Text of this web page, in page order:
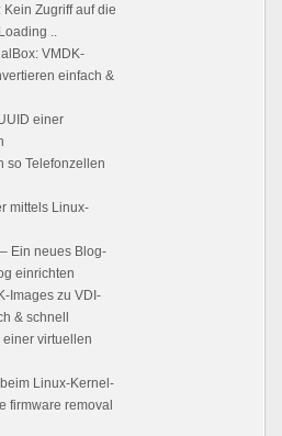
Kein Zugriff auf die
..
VMDK-
einfach &
einer
so Telefonzellen
mittels Linux-
Ein neues Blog-
einrichten
Images zu VDI-
& schnell
virtuellen
Linux-Kernel-
firmware removal